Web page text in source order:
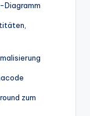
Diagramm
zum